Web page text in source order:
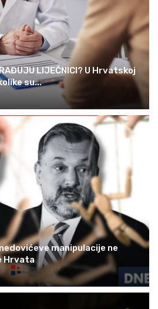
LIJEČNICI? U Hrvatskoj
su...
manipulacije ne
Hrvata